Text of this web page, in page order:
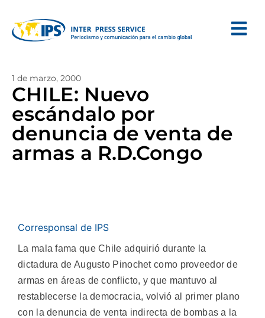
1 de marzo, 2000
CHILE: Nuevo
escándalo por
denuncia de venta de
armas a R.D.Congo
Corresponsal de IPS
La mala fama que Chile adquirió durante la
dictadura de Augusto Pinochet como proveedor de
armas en áreas de conflicto, y que mantuvo al
restablecerse la democracia, volvió al primer plano
con la denuncia de venta indirecta de bombas a la